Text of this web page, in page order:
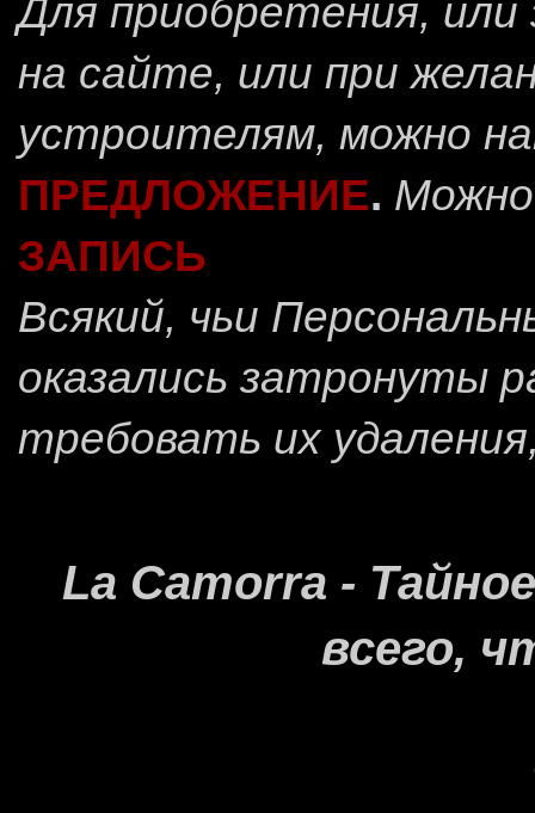
Для приобретения, или
на сайте, или при
устроителям, можно
ПРЕДЛОЖЕНИЕ.
ЗАПИСЬ
Всякий, чьи
оказались затронуты
требовать их
La Camorra -
всего,